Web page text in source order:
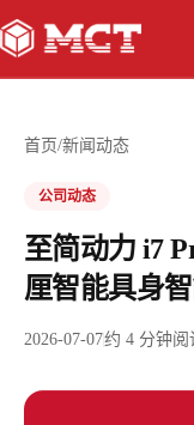
具身智能
智能驾驶
首页/新闻动态
公司动态
至简动力 i7
厘智能具身
2026-07-07约 4 分钟阅